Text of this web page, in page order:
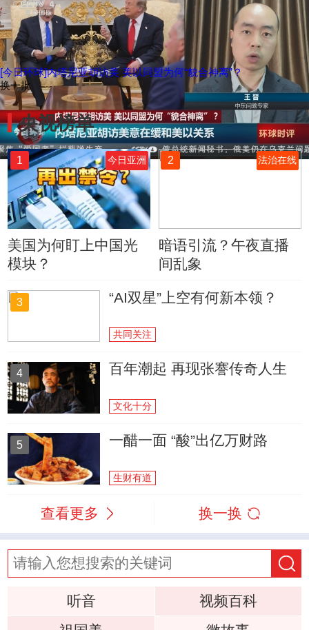
[今日环球]内塔尼亚胡访美 美以同盟为何“貌合神离”？
换一批
央视榜单
1 今日亚洲
美国为何盯上中国光
模块？
2 法治在线
暗语引流？午夜直播
间乱象
3 “AI双星”上空有何新本领？
共同关注
4 百年潮起 再现张謇传奇人生
文化十分
5 一醋一面 “酸”出亿万财路
生财有道
查看更多 换一换
听音
视频百科